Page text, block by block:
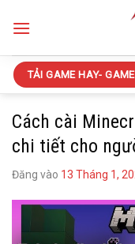
qua
dung TẢI GAME HAY-
Cách cài
chi tiết cho
Đăng vào 13 Tháng 1,